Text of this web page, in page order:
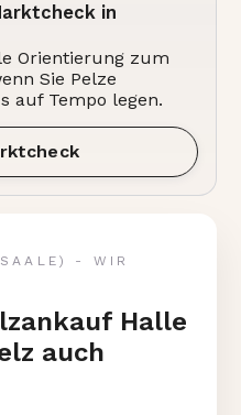
in
Orientierung zum
Sie Pelze
auf Tempo legen.
- WIR
Halle
auch